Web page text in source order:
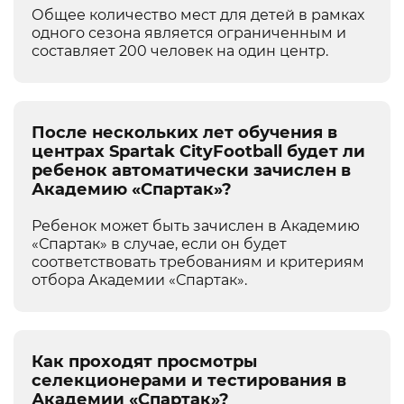
Общее количество мест для детей в рамках
одного сезона является ограниченным и
составляет 200 человек на один центр.
После нескольких лет обучения в
центрах Spartak CityFootball будет ли
ребенок автоматически зачислен в
Академию «Спартак»?
Ребенок может быть зачислен в Академию
«Спартак» в случае, если он будет
соответствовать требованиям и критериям
отбора Академии «Спартак».
Как проходят просмотры
селекционерами и тестирования в
Академии «Спартак»?